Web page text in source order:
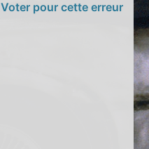
Voter pour cette erreur